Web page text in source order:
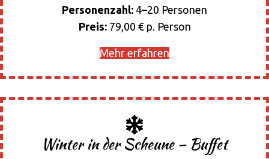
Personenzahl: 4–20 Personen
Preis:79,00 € p. Person
Mehr erfahren
Winter in der Scheune – Buffet